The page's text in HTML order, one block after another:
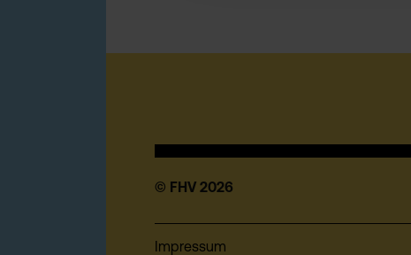
© FHV 2026
Impressum